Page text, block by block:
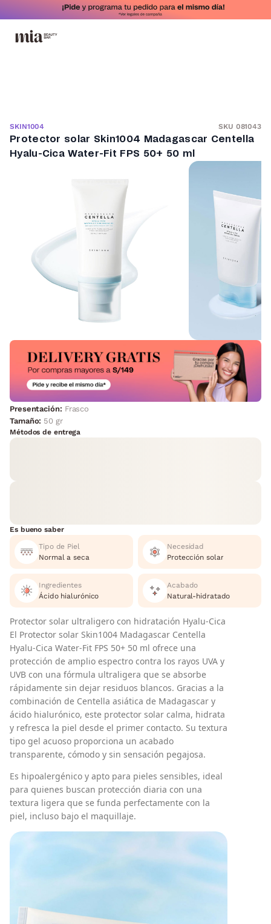
SKIN1004 SKU 081043
Protector solar Skin1004 Madagascar Centella
Hyalu-Cica Water-Fit FPS 50+ 50 ml
Presentación: Frasco
Tamaño: 50 gr
Métodos de entrega
Es bueno saber
Tipo de Piel
Normal a seca
Necesidad
Protección solar
Ingredientes
Ácido hialurónico
Acabado
Natural-hidratado
Protector solar ultraligero con hidratación Hyalu-Cica
El Protector solar Skin1004 Madagascar Centella
Hyalu-Cica Water-Fit FPS 50+ 50 ml ofrece una
protección de amplio espectro contra los rayos UVA y
UVB con una fórmula ultraligera que se absorbe
rápidamente sin dejar residuos blancos. Gracias a la
combinación de Centella asiática de Madagascar y
ácido hialurónico, este protector solar calma, hidrata
y refresca la piel desde el primer contacto. Su textura
tipo gel acuoso proporciona un acabado
transparente, cómodo y sin sensación pegajosa.
Es hipoalergénico y apto para pieles sensibles, ideal
para quienes buscan protección diaria con una
textura ligera que se funda perfectamente con la
piel, incluso bajo el maquillaje.